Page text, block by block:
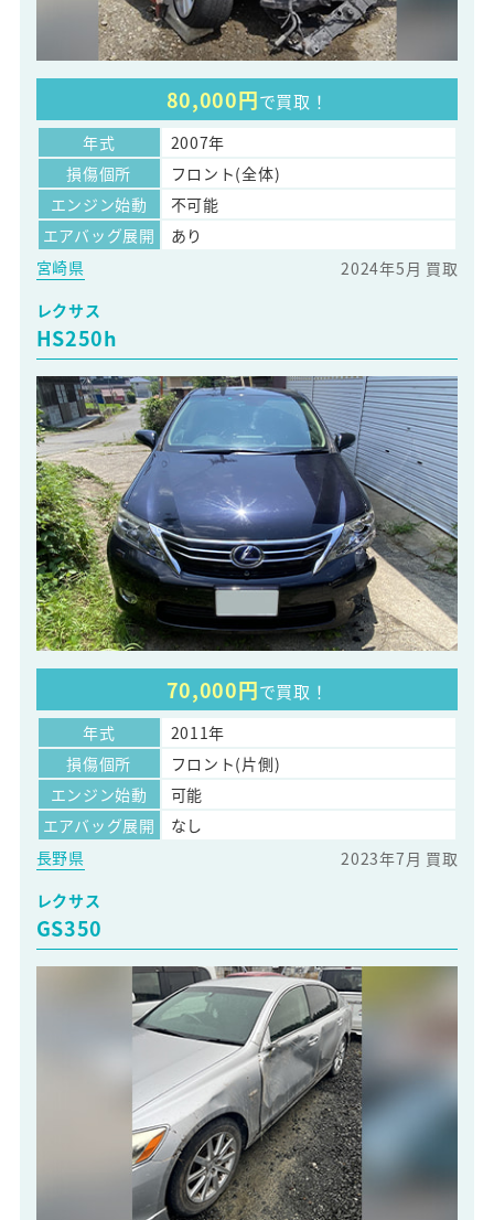
80,000円で買取！
年式
2007年
損傷個所
フロント(全体)
エンジン始動
不可能
エアバッグ展開
あり
宮崎県
2024年5月 買取
レクサス
HS250h
70,000円で買取！
年式
2011年
損傷個所
フロント(片側)
エンジン始動
可能
エアバッグ展開
なし
長野県
2023年7月 買取
レクサス
GS350